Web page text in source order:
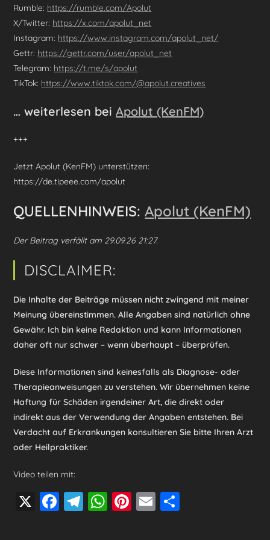
Rumble: https://rumble.com/Apolut
X/Twitter: https://x.com/apolut_net
Instagram: https://www.instagram.com/apolut_net/
Gettr: https://gettr.com/user/apolut_net
Telegram: https://t.me/s/apolut
TikTok: https://www.tiktok.com/@apolut.creatives
… weiterlesen beiApolut (KenFM)
+++
Jetzt Apolut (KenFM) unterstützen:
https://de.tipeee.com/apolut
QUELLENHINWEIS:Apolut (KenFM)
Der Beitrag verfällt am 29.09.26 21:27.
DISCLAIMER:
Die Inhalte der Beiträge müssen nicht zwingend mit meiner
Meinung übereinstimmen. Alle Angaben sind natürlich ohne
Gewähr. Ich bin keine Redaktion und kann Informationen
daher oft nur schwer – wenn überhaupt – überprüfen.
Diese Informationen sind keinesfalls als Diagnose- oder
Therapieanweisungen zu verstehen. Wir übernehmen keine
Haftung für Schäden irgendeiner Art, die direkt oder
indirekt aus der Verwendung der Angaben entstehen. Bei
Verdacht auf Erkrankungen konsultieren Sie bitte Ihren Arzt
oder Heilpraktiker.
Video teilen mit:
X
F
T
W Pi E